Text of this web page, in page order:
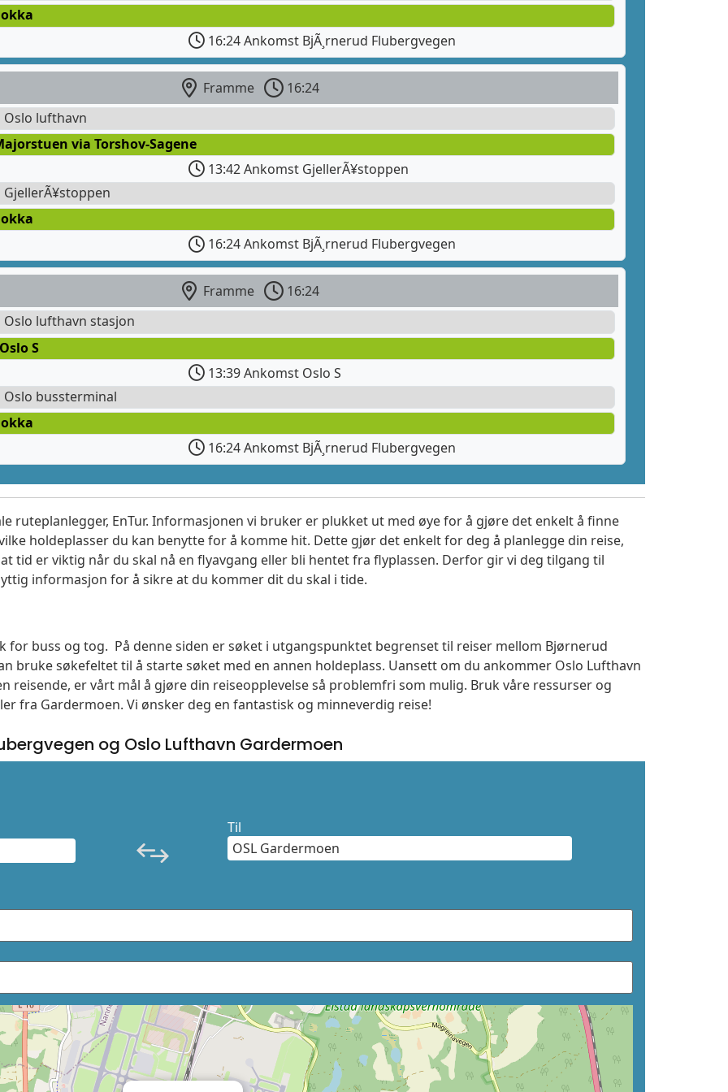
16:24 Ankomst BjÃ¸rnerud Flubergvegen
Framme
16:24
lufthavn
via Torshov-Sagene
13:42 Ankomst GjellerÃ¥stoppen
16:24 Ankomst BjÃ¸rnerud Flubergvegen
Framme
16:24
lufthavn stasjon
S
13:39 Ankomst Oslo S
bussterminal
16:24 Ankomst BjÃ¸rnerud Flubergvegen
ruteplanlegger, EnTur. Informasjonen vi bruker er plukket ut med øye for å gjøre det enkelt å finne
holdeplasser du kan benytte for å komme hit. Dette gjør det enkelt for deg å planlegge din reise,
tid er viktig når du skal nå en flyavgang eller bli hentet fra flyplassen. Derfor gir vi deg tilgang til
informasjon for å sikre at du kommer dit du skal i tide.
for buss og tog. På denne siden er søket i utgangspunktet begrenset til reiser mellom Bjørnerud
bruke søkefeltet til å starte søket med en annen holdeplass. Uansett om du ankommer Oslo Lufthavn
reisende, er vårt mål å gjøre din reiseopplevelse så problemfri som mulig. Bruk våre ressurser og
fra Gardermoen. Vi ønsker deg en fantastisk og minneverdig reise!
og Oslo Lufthavn Gardermoen
Til